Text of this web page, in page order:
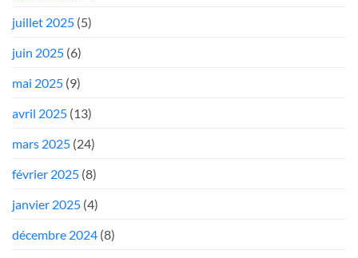
juillet 2025 (5)
juin 2025 (6)
mai 2025 (9)
avril 2025 (13)
mars 2025 (24)
février 2025 (8)
janvier 2025 (4)
décembre 2024 (8)